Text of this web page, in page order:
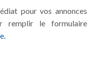
pour vos annonces
remplir le formulaire